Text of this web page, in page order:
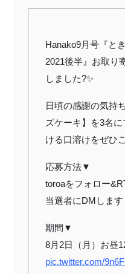
Hanako9月号『と
2021後半』お取り
しました?✨
日頃の感謝の気持
ズケーキ】を3名
ける口溶けをぜひ
応募方法▼
toroaをフォロー
当選者にDMします
期間▼
8月2日（月）お昼
pic.twitter.com/